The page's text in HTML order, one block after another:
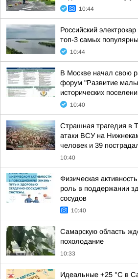
10:44
Российский
топ-3 самых
10:44
В Москве начал свою
форум "Развитие
исторических
10:40
Страшная трагедия в
атаки ВСУ на
человек и 39
10:40
Физическая
роль в поддержании
сосудов
10:40
Самарскую область
похолодание
10:33
Идеальные +25 °C в